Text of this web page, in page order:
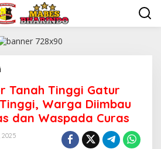
p
o
l
s
u
Tanah Tinggi Gatur
Warga Diimbau
dan Waspada Curas